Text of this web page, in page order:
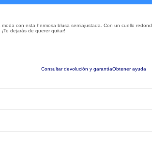
con esta hermosa blusa semiajustada. Con un cuello
dejarás de querer quitar!
Consultar devolución y garantíaObtener ayuda